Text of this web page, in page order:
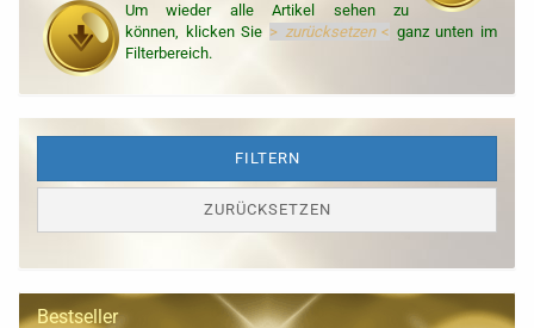
Um wieder alle Artikel sehen zu
können, klicken Sie > zurücksetzen< ganz unten im
Filterbereich.
FILTERN
ZURÜCKSETZEN
Bestseller